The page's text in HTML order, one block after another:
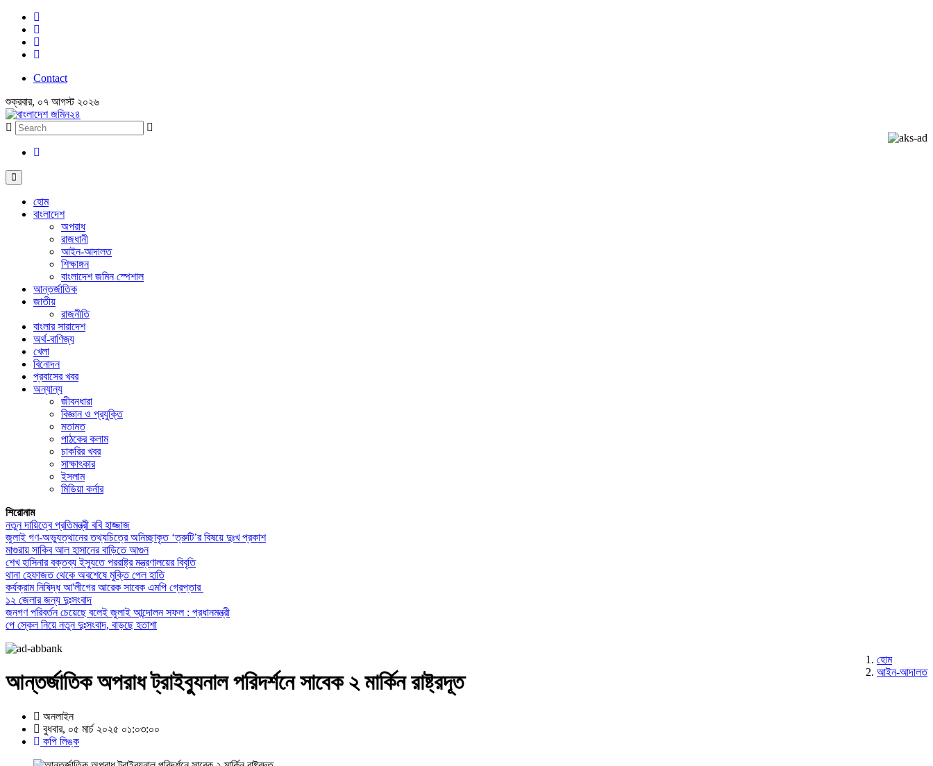
Contact
শুক্রবার, ০৭ আগস্ট ২০২৬
হোম
বাংলাদেশ
অপরাধ
রাজধানী
আইন-আদালত
শিক্ষাঙ্গন
বাংলাদেশ জমিন স্পেশাল
আন্তর্জাতিক
জাতীয়
রাজনীতি
বাংলার সারাদেশ
অর্থ-বাণিজ্য
খেলা
বিনোদন
প্রবাসের খবর
অন্যান্য
জীবনধারা
বিজ্ঞান ও প্রযুক্তি
মতামত
পাঠকের কলাম
চাকরির খবর
সাক্ষাৎকার
ইসলাম
মিডিয়া কর্নার
শিরোনাম
নতুন দায়িত্বে প্রতিমন্ত্রী ববি হাজ্জাজ
জুলাই গণ-অভ্যুত্থানের তথ্যচিত্রে অনিচ্ছাকৃত ‘ত্রুটি’র বিষয়ে দুঃখ প্রকাশ
মাগুরায় সাকিব আল হাসানের বাড়িতে আগুন
শেখ হাসিনার বক্তব্য ইস্যুতে পররাষ্ট্র মন্ত্রণালয়ের বিবৃতি
থানা হেফাজত থেকে অবশেষে মুক্তি পেল হাতি
কর্যক্রাম নিষিদ্ধ আ'লীগের আরেক সাবেক এমপি গ্রেপ্তার
১২ জেলার জন্য দুঃসংবাদ
জনগণ পরিবর্তন চেয়েছে বলেই জুলাই আন্দোলন সফল : প্রধানমন্ত্রী
পে স্কেল নিয়ে নতুন দুঃসংবাদ, বাড়ছে হতাশা
হোম
আইন-আদালত
আন্তর্জাতিক অপরাধ ট্রাইব্যুনাল পরিদর্শনে সাবেক ২ মার্কিন রাষ্ট্রদূত
অনলাইন
বুধবার, ০৫ মার্চ ২০২৫ ০১:০৩:০০
কপি লিঙ্ক